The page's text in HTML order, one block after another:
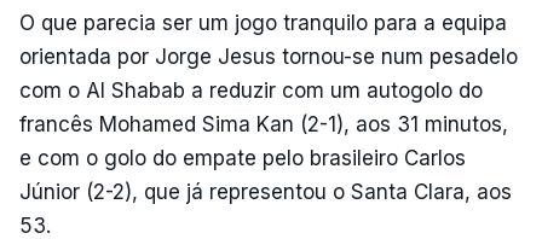
O que parecia ser um jogo tranquilo para a equipa
orientada por Jorge Jesus tornou-se num pesadelo
com o Al Shabab a reduzir com um autogolo do
francês Mohamed Sima Kan (2-1), aos 31 minutos,
e com o golo do empate pelo brasileiro Carlos
Júnior (2-2), que já representou o Santa Clara, aos
53.